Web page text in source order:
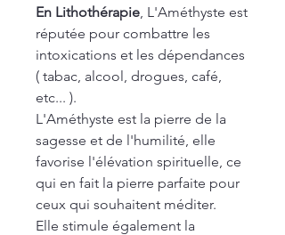
En Lithothérapie, L'Améthyste est
réputée pour combattre les
intoxications et les dépendances
( tabac, alcool, drogues, café,
etc... ).
L'Améthyste est la pierre de la
sagesse et de l'humilité, elle
favorise l'élévation spirituelle, ce
qui en fait la pierre parfaite pour
ceux qui souhaitent méditer.
Elle stimule également la